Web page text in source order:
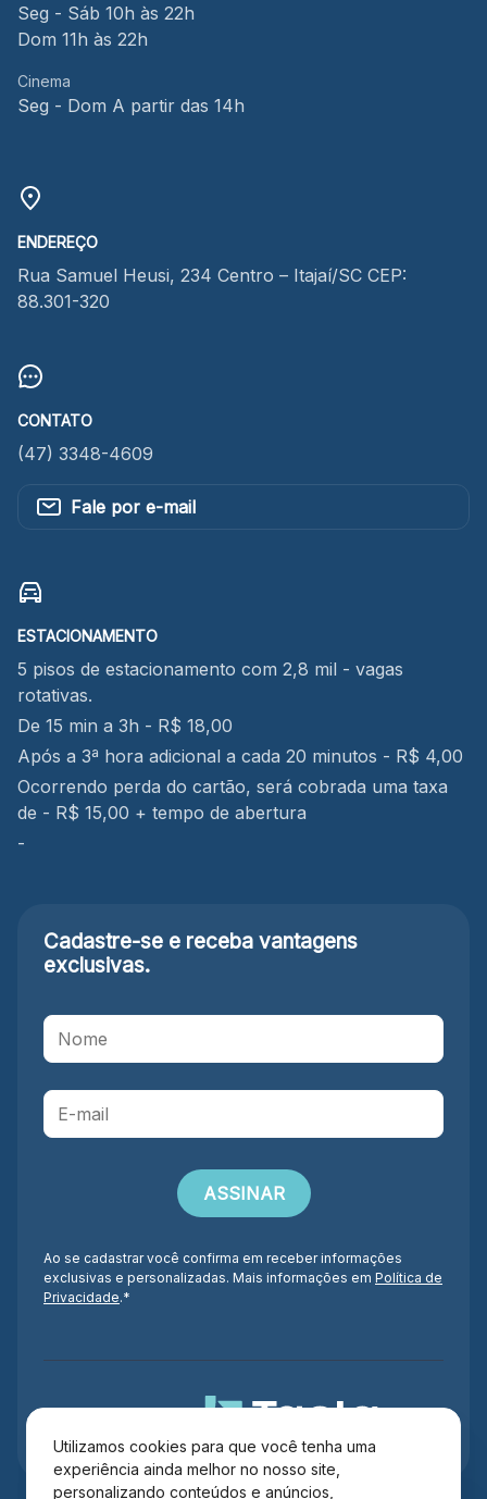
Utilizamos cookies para que você tenha uma
experiência ainda melhor no nosso site,
personalizando conteúdos e anúncios,
Seg - Sáb 10h às 22h
Dom 11h às 22h
Cinema
Seg - Dom A partir das 14h
ENDEREÇO
Rua Samuel Heusi, 234 Centro – Itajaí/SC CEP:
88.301-320
CONTATO
(47) 3348-4609
Fale por e-mail
ESTACIONAMENTO
5 pisos de estacionamento com 2,8 mil - vagas
rotativas.
De 15 min a 3h - R$ 18,00
Após a 3ª hora adicional a cada 20 minutos - R$ 4,00
Ocorrendo perda do cartão, será cobrada uma taxa
de - R$ 15,00 + tempo de abertura
-
Cadastre-se e receba vantagens
exclusivas.
Ao se cadastrar você confirma em receber informações
exclusivas e personalizadas. Mais informações em Política de
Privacidade.*